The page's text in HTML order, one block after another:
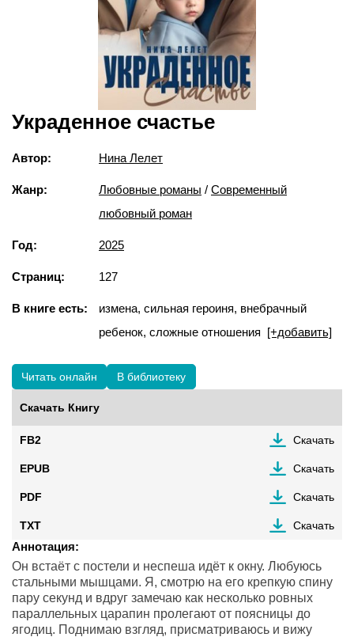
Украденное счастье
Автор: Нина Лелет
Жанр: Любовные романы / Современный
любовный роман
Год: 2025
Страниц: 127
В книге есть:
измена, сильная героиня, внебрачный
ребенок, сложные отношения [+добавить]
Читать онлайн В библиотеку
Скачать Книгу
FB2 Скачать
EPUB Скачать
PDF Скачать
TXT Скачать
Аннотация:
Он встаёт с постели и неспеша идёт к окну. Любуюсь
стальными мышцами. Я, смотрю на его крепкую спину
пару секунд и вдруг замечаю как несколько ровных
параллельных царапин пролегают от поясницы до
ягодиц. Поднимаю взгляд, присматриваюсь и вижу